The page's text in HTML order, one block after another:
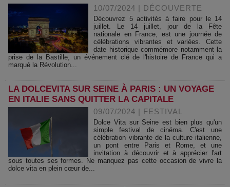
10/07/2024 | DÉCOUVERTE
Découvrez 5 activités à faire pour le 14
juillet. Le 14 juillet, jour de la Fête
nationale en France, est une journée de
célébrations vibrantes et variées. Cette
date historique commémore notamment la
prise de la Bastille, un événement clé de l'histoire de France qui a
marqué la Révolution...
LA DOLCEVITA SUR SEINE À PARIS : UN VOYAGE
EN ITALIE SANS QUITTER LA CAPITALE
09/07/2024 | FESTIVAL
Dolce Vita sur Seine est bien plus qu'un
simple festival de cinéma. C'est une
célébration vibrante de la culture italienne,
un pont entre Paris et Rome, et une
invitation à découvrir et à apprécier l'art
sous toutes ses formes. Ne manquez pas cette occasion de vivre la
dolce vita en plein cœur de...